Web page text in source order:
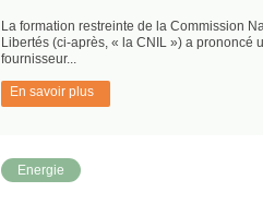
La formation restreinte de la Commission
Libertés (ci-après, « la CNIL ») a prononcé
fournisseur...
En savoir plus
Energie